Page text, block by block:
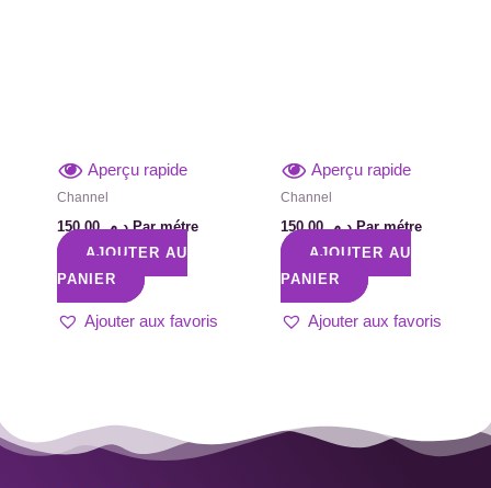
Aperçu rapide
Channel
د.م.150,00
Par métre
AJOUTER AU
PANIER
Ajouter aux favoris
Aperçu rapide
Channel
د.م.150,00
Par métre
AJOUTER AU
PANIER
Ajouter aux favoris